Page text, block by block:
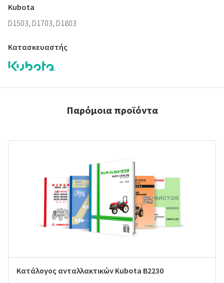
Kubota
D1503, D1703, D1803
Κατασκευαστής
Παρόμοια προϊόντα
Κατάλογος ανταλλακτικών Kubota B2230